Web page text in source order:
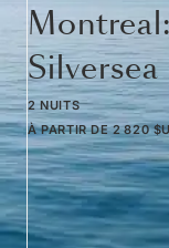
Silversea
2 NUITS
À PARTIR DE 2 820